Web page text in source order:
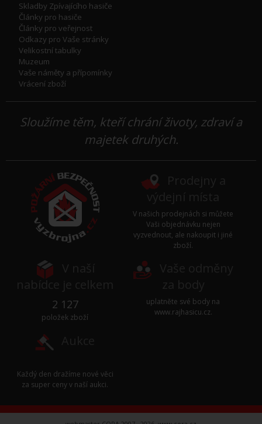
Skladby Zpívajícího hasiče
Články pro hasiče
Články pro veřejnost
Odkazy pro Vaše stránky
Velikostní tabulky
Muzeum
Vaše náměty a přípomínky
Vrácení zboží
Sloužíme těm, kteří chrání životy, zdraví a
majetek druhých.
V našich prodejnách si můžete
Vaši objednávku nejen
vyzvednout, ale nakoupit i jiné
zboží.
2 127
položek zboží
uplatněte své body na
www.rajhasicu.cz.
Každý den dražíme nové věci
za super ceny v naší aukci.